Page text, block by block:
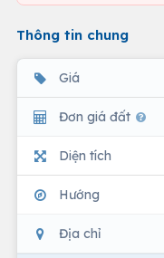
Thông tin chung
Giá
Đơn giá đất
Diện tích
Hướng
Địa chỉ